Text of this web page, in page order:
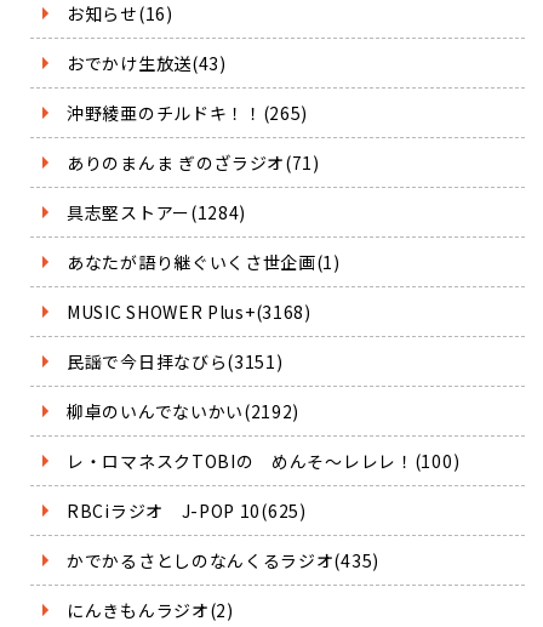
お知らせ(16)
おでかけ生放送(43)
沖野綾亜のチルドキ！！(265)
ありのまんま ぎのざラジオ(71)
具志堅ストアー(1284)
あなたが語り継ぐいくさ世企画(1)
MUSIC SHOWER Plus+(3168)
民謡で今日拝なびら(3151)
柳卓のいんでないかい(2192)
レ・ロマネスクTOBIの めんそ～レレレ！(100)
RBCiラジオ J-POP 10(625)
かでかるさとしのなんくるラジオ(435)
にんきもんラジオ(2)